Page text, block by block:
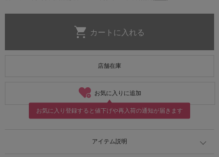
店舗在庫
お気に入りに追加
お気に入り登録すると値下げや再入荷の通知が届きます
アイテム説明